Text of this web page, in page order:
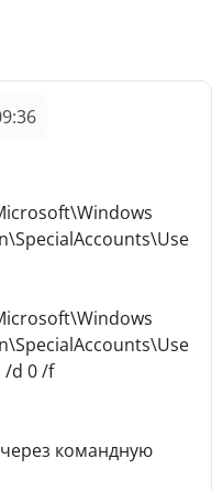
/d 0 /f
командную